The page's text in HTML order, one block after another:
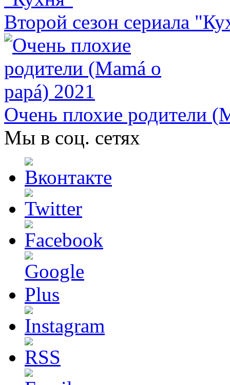
Второй сезон сериала
Очень плохие родители
Мы в соц. сетях